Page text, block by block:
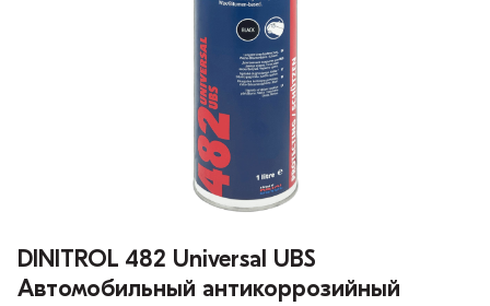
DINITROL 482 Universal UBS
Автомобильный антикоррозийный